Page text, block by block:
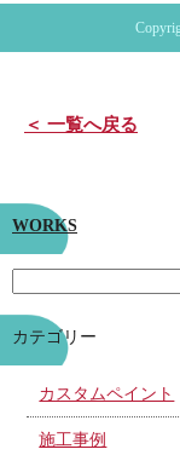
＜ 一覧へ戻る
WORKS
カテゴリー
カスタムペイント
施工事例